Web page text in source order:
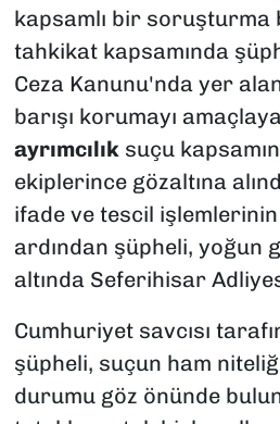
kapsamlı bir soruşturma
tahkikat kapsamında
Ceza Kanunu'nda yer
barışı korumayı
ayrımcılık suçu
ekiplerince gözaltına
ifade ve tescil işlemlerinin
ardından şüpheli, yoğun
altında Seferihisar
Cumhuriyet savcısı
şüpheli, suçun ham
durumu göz önünde